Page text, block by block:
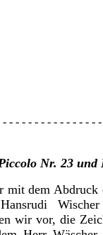
- - - - - - - - - - -
Nr. 23 und
dem Abdruck
wir vor, die